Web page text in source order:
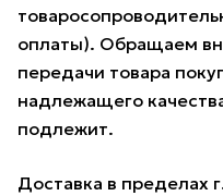
оплаты). Обращаем
передачи товара
надлежащего
подлежит.
Доставка в пределах